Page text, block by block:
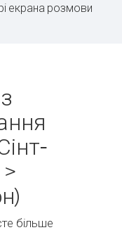
екрана розмови
більше